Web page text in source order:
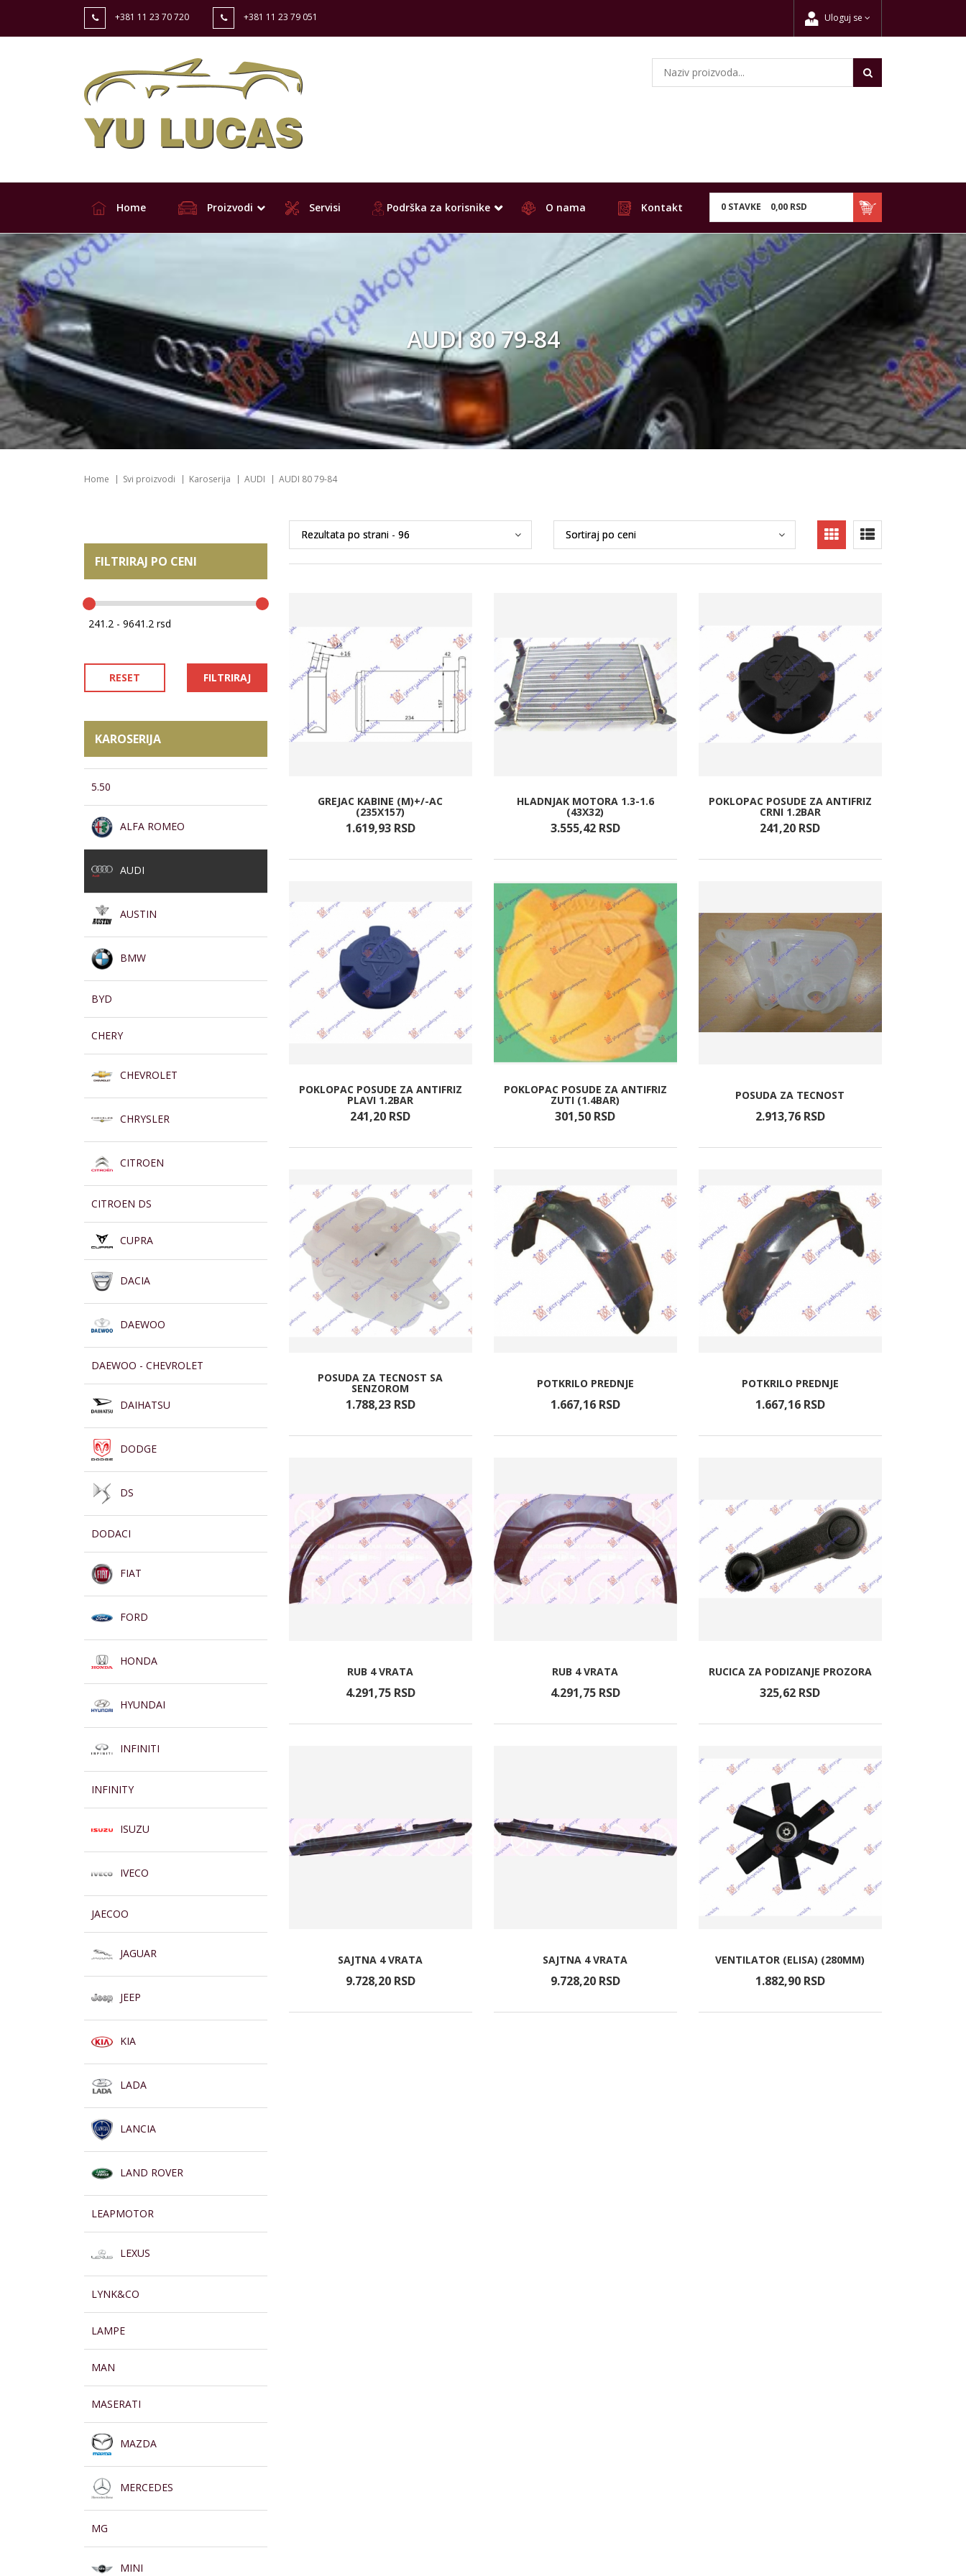
+381 11 23 70 720 +381 11 23 79 051 Uloguj se
0 STAVKE 0,00 RSD
Home Proizvodi Servisi Podrška za korisnike O nama Kontakt
AUDI 80 79-84
Home Svi proizvodi Karoserija AUDI AUDI 80 79-84
FILTRIRAJ PO CENI
RESET FILTRIRAJ
KAROSERIJA
5.50
ALFA ROMEO
AUDI
AUSTIN
BMW
BYD
CHERY
CHEVROLET
CHRYSLER
CITROEN
CITROEN DS
CUPRA
DACIA
DAEWOO
DAEWOO - CHEVROLET
DAIHATSU
DODGE
DS
DODACI
FIAT
FORD
HONDA
HYUNDAI
INFINITI
INFINITY
ISUZU
IVECO
JAECOO
JAGUAR
JEEP
KIA
LADA
LANCIA
LAND ROVER
LEAPMOTOR
LEXUS
LYNK&CO
LAMPE
MAN
MASERATI
MAZDA
MERCEDES
MG
MINI
GREJAC KABINE (M)+/-AC
(235X157)
1.619,93 RSD
HLADNJAK MOTORA 1.3-1.6
(43X32)
3.555,42 RSD
POKLOPAC POSUDE ZA ANTIFRIZ
CRNI 1.2BAR
241,20 RSD
POKLOPAC POSUDE ZA ANTIFRIZ
PLAVI 1.2BAR
241,20 RSD
POKLOPAC POSUDE ZA ANTIFRIZ
ZUTI (1.4BAR)
301,50 RSD
POSUDA ZA TECNOST
2.913,76 RSD
POSUDA ZA TECNOST SA
SENZOROM
1.788,23 RSD
POTKRILO PREDNJE
1.667,16 RSD
POTKRILO PREDNJE
1.667,16 RSD
RUB 4 VRATA
4.291,75 RSD
RUB 4 VRATA
4.291,75 RSD
RUCICA ZA PODIZANJE PROZORA
325,62 RSD
SAJTNA 4 VRATA
9.728,20 RSD
SAJTNA 4 VRATA
9.728,20 RSD
VENTILATOR (ELISA) (280MM)
1.882,90 RSD